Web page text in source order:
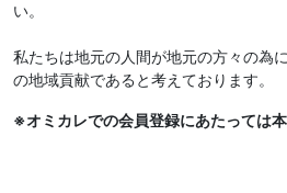
い。
私たちは地元の人間が地元の方々の為
の地域貢献であると考えております。
※オミカレでの会員登録にあたっては